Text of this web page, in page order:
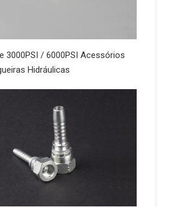
3000PSI / 6000PSI Acessórios
Hidráulicas